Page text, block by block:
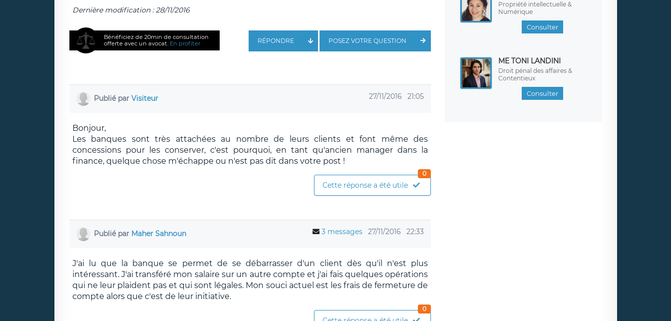
Dernière modification : 28/11/2016
Bénéficiez de 20min de consultation
offerte avec un avocat. En profiter POSEZ VOTRE QUESTION
RÉPONDRE
Publié par Visiteur 27/11/2016 21:05
Bonjour,
Les banques sont très attachées au nombre de leurs clients et font même des
concessions pour les conserver, c'est pourquoi, en tant qu'ancien manager dans la
finance, quelque chose m'échappe ou n'est pas dit dans votre post !
Cette réponse a été utile
0
Publié par Maher Sahnoun 3 messages 27/11/2016 22:33
J'ai lu que la banque se permet de se débarrasser d'un client dès qu'il n'est plus
intéressant. J'ai transféré mon salaire sur un autre compte et j'ai fais quelques opérations
qui ne leur plaident pas et qui sont légales. Mon souci actuel est les frais de fermeture de
compte alors que c'est de leur initiative.
0
Propriété intellectuelle &
Numérique
Consulter
ME TONI LANDINI
Droit pénal des affaires &
Contentieux
Consulter